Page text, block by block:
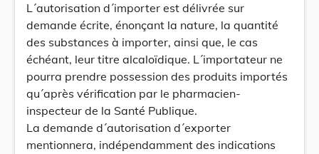
L´autorisation d´importer est délivrée sur
demande écrite, énonçant la nature, la quantité
des substances à importer, ainsi que, le cas
échéant, leur titre alcaloïdique. L´importateur ne
pourra prendre possession des produits importés
qu´après vérification par le pharmacien-
inspecteur de la Santé Publique.
La demande d´autorisation d´exporter
mentionnera, indépendamment des indications